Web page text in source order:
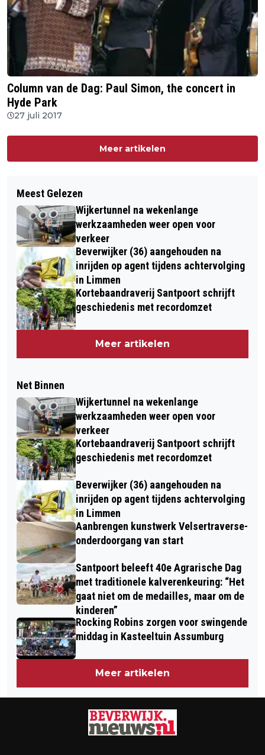
Column van de Dag: Paul Simon, the concert in
Hyde Park
27 juli 2017
Meer artikelen
Meest Gelezen
Wijkertunnel na wekenlange
werkzaamheden weer open voor
verkeer
Beverwijker (36) aangehouden na
inrijden op agent tijdens achtervolging
in Limmen
Kortebaandraverij Santpoort schrijft
geschiedenis met recordomzet
Meer artikelen
Net Binnen
Wijkertunnel na wekenlange
werkzaamheden weer open voor
verkeer
Kortebaandraverij Santpoort schrijft
geschiedenis met recordomzet
Beverwijker (36) aangehouden na
inrijden op agent tijdens achtervolging
in Limmen
Aanbrengen kunstwerk Velsertraverse-
onderdoorgang van start
Santpoort beleeft 40e Agrarische Dag
met traditionele kalverenkeuring: “Het
gaat niet om de medailles, maar om de
kinderen”
Rocking Robins zorgen voor swingende
middag in Kasteeltuin Assumburg
Meer artikelen